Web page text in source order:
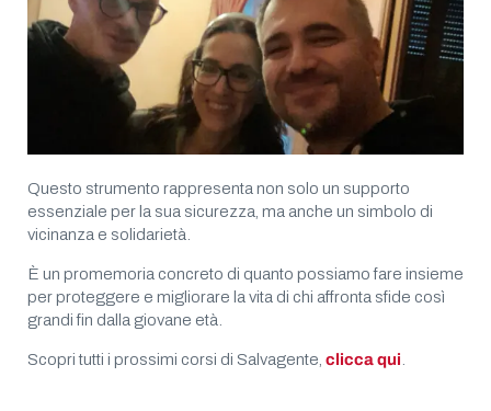
Questo strumento rappresenta non solo un supporto
essenziale per la sua sicurezza, ma anche un simbolo di
vicinanza e solidarietà.
È un promemoria concreto di quanto possiamo fare insieme
per proteggere e migliorare la vita di chi affronta sfide così
grandi fin dalla giovane età.
Scopri tutti i prossimi corsi di Salvagente, clicca qui